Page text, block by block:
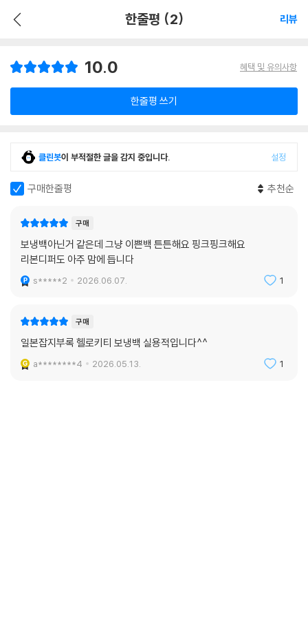
한줄평 (2) 리뷰
10.0 혜택 및 유의사항
한줄평 쓰기
클린봇이 부적절한 글을 감지 중입니다. 설정
구매한줄평 추천순
구매
보냉백아닌거 같은데 그냥 이쁜백 튼튼해요 핑크핑크해요
리본디퍼도 아주 맘에 듭니다
s*****2 2026.06.07. 1
구매
일본잡지부록 헬로키티 보냉백 실용적입니다^^
a********4 2026.05.13. 1